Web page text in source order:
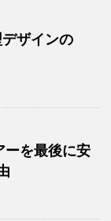
ザインの
ーを最後に安